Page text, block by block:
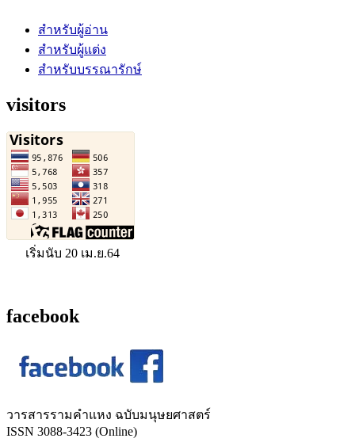
สำหรับผู้อ่าน
สำหรับผู้แต่ง
สำหรับบรรณารักษ์
visitors
เริ่มนับ 20 เม.ย.64
facebook
วารสารรามคำแหง ฉบับมนุษยศาสตร์
ISSN 3088-3423 (Online)